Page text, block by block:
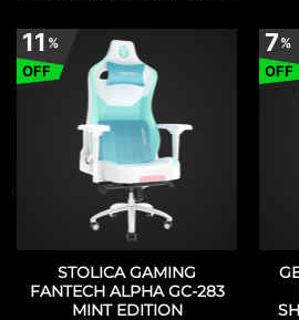
11%
OFF
STOLICA GAMING
FANTECH ALPHA GC-283
MINT EDITION
7%
OFF